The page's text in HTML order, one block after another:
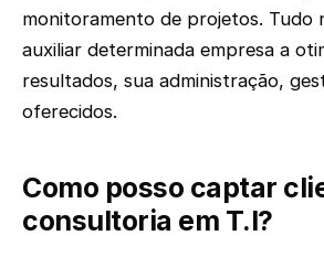
monitoramento de projetos. Tudo
auxiliar determinada empresa a
resultados, sua administração,
oferecidos.
Como posso captar
consultoria em T.I?